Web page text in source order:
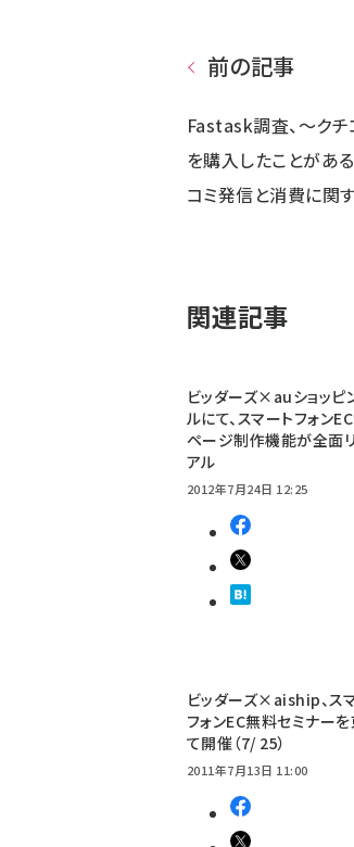
前の記事
Fastask調査、～ク
を購入したことがあ
コミ発信と消費に関
関連記事
ビッダーズ×auショッピ
ルにて、スマートフォン
ページ制作機能が全面
アル
2012年7月24日 12:25
ビッダーズ×aiship、ス
フォンEC無料セミナー
て開催（7/ 25）
2011年7月13日 11:00